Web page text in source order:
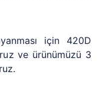
için 420D
ve ürünümüzü 3